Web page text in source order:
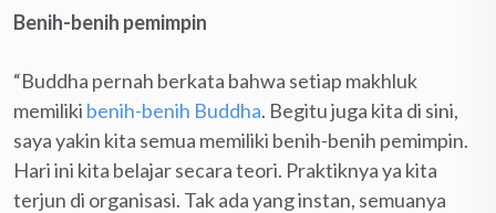
Benih-benih pemimpin
“Buddha pernah berkata bahwa setiap makhluk
memiliki benih-benih Buddha. Begitu juga kita di sini,
saya yakin kita semua memiliki benih-benih pemimpin.
Hari ini kita belajar secara teori. Praktiknya ya kita
terjun di organisasi. Tak ada yang instan, semuanya